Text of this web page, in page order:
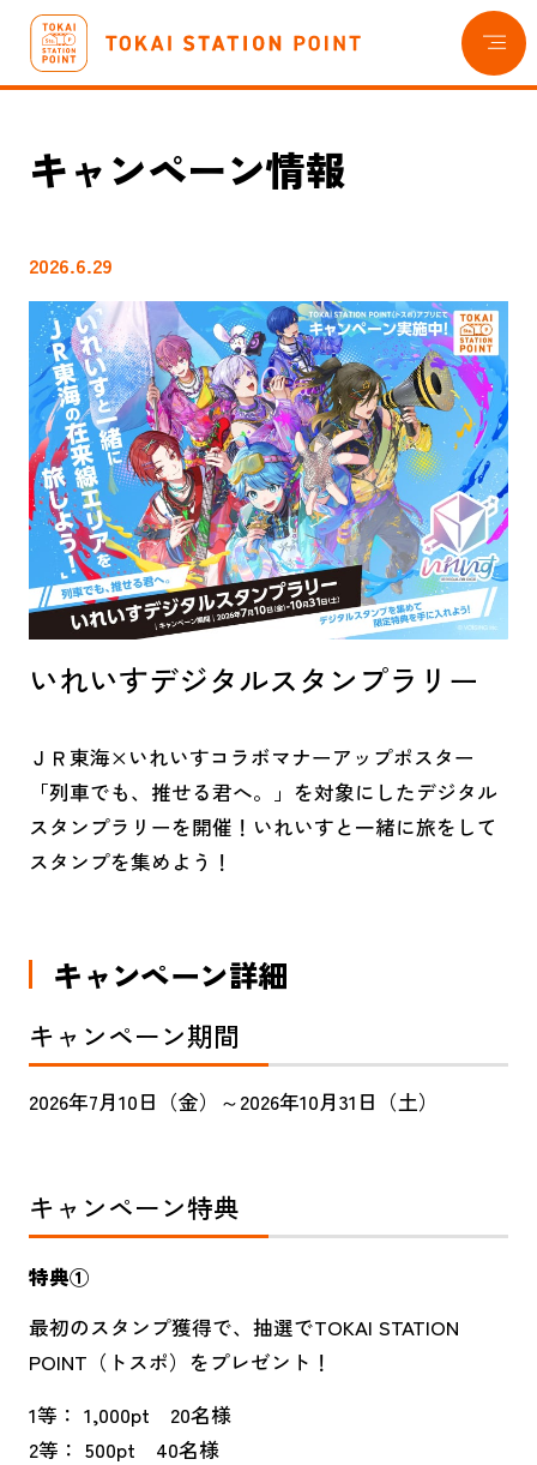
目次
おトクな情報 EXポイント交換
登録
運行情報
さわやか
加盟店一覧 各種設定方法
お知らせ一覧
キャンペーン情報
2026.6.29
いれいすデジタルスタンプラリー
ＪＲ東海×いれいすコラボマナーアップポスター
「列車でも、推せる君へ。」を対象にしたデジタル
スタンプラリーを開催！いれいすと一緒に旅をして
スタンプを集めよう！
キャンペーン詳細
キャンペーン期間
2026年7月10日（金）～2026年10月31日（土）
キャンペーン特典
特典①
最初のスタンプ獲得で、抽選でTOKAI STATION
POINT（トスポ）をプレゼント！
1等： 1,000pt 20名様
2等： 500pt 40名様